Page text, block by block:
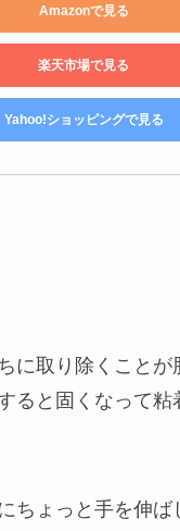
Amazonで見る
楽天市場で見る
Yahoo!ショッピングで見る
に取り除くことが
ると固くなって粘
ちょっと手を伸ば